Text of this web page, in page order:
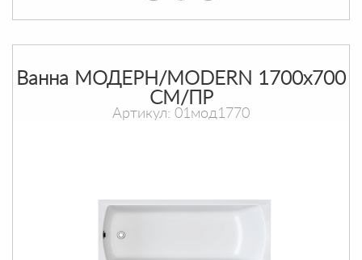
Ванна МОДЕРН/MODERN 1700х700
СМ/ПР
Артикул: 01мод1770